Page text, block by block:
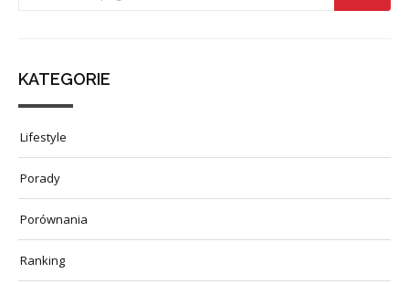
KATEGORIE
Lifestyle
Porady
Porównania
Ranking